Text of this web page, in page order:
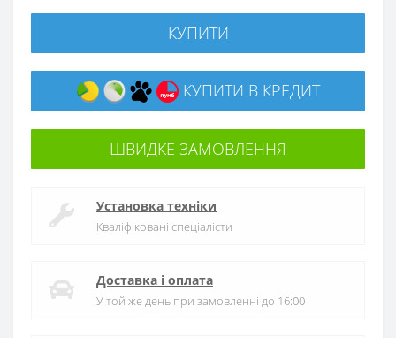
КУПИТИ
КУПИТИ В КРЕДИТ
ШВИДКЕ ЗАМОВЛЕННЯ
Установка техніки
Кваліфіковані спеціалісти
Доставка і оплата
У той же день при замовленні до 16:00